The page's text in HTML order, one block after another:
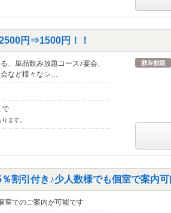
円⇒1500円！！
、単品飲み放題コース♪宴会、
など様々なシ…
で
ます。
割引付き♪少人数様でも個室で案内可
室でのご案内が可能です